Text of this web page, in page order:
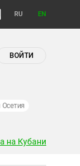
RU EN
ВОЙТИ
на Кубани